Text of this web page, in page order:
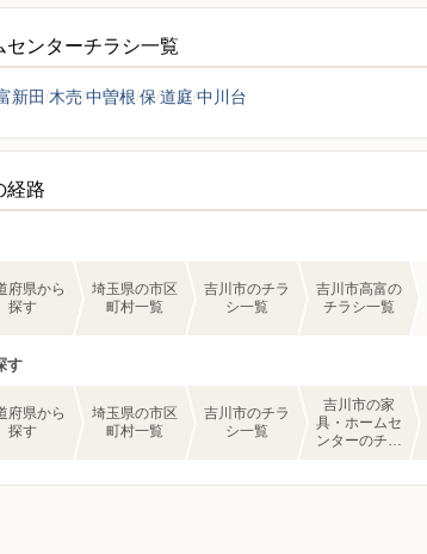
ンターチラシ一覧
新田 木売 中曽根 保 道庭 中川台
経路
府県から
探す
埼玉県の市区
町村一覧
吉川市のチラ
シ一覧
吉川市高富の
チラシ一覧
す
府県から
探す
埼玉県の市区
町村一覧
吉川市のチラ
シ一覧
吉川市の家
具・ホームセ
ンターのチラ